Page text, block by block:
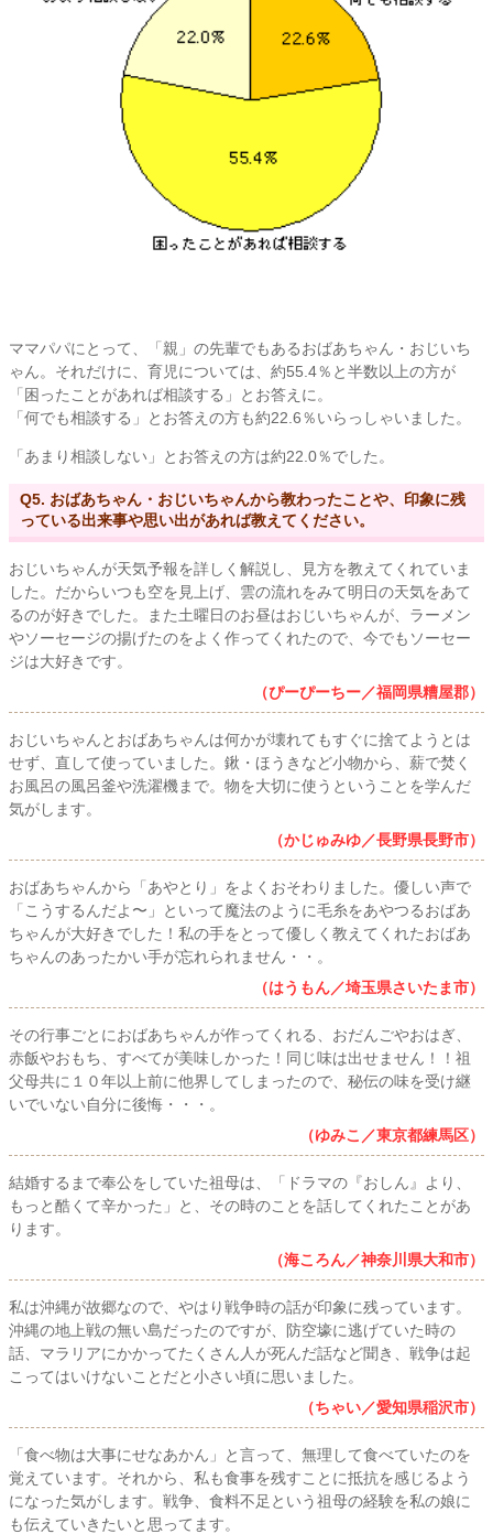
ママパパにとって、「親」の先輩でもあるおばあちゃん・おじいち
ゃん。それだけに、育児については、約55.4％と半数以上の方が
「困ったことがあれば相談する」とお答えに。
「何でも相談する」とお答えの方も約22.6％いらっしゃいました。
「あまり相談しない」とお答えの方は約22.0％でした。
Q5. おばあちゃん・おじいちゃんから教わったことや、印象に残
っている出来事や思い出があれば教えてください。
おじいちゃんが天気予報を詳しく解説し、見方を教えてくれていま
した。だからいつも空を見上げ、雲の流れをみて明日の天気をあて
るのが好きでした。また土曜日のお昼はおじいちゃんが、ラーメン
やソーセージの揚げたのをよく作ってくれたので、今でもソーセー
ジは大好きです。
（ぴーぴーちー／福岡県糟屋郡）
おじいちゃんとおばあちゃんは何かが壊れてもすぐに捨てようとは
せず、直して使っていました。鍬・ほうきなど小物から、薪で焚く
お風呂の風呂釜や洗濯機まで。物を大切に使うということを学んだ
気がします。
（かじゅみゆ／長野県長野市）
おばあちゃんから「あやとり」をよくおそわりました。優しい声で
「こうするんだよ〜」といって魔法のように毛糸をあやつるおばあ
ちゃんが大好きでした！私の手をとって優しく教えてくれたおばあ
ちゃんのあったかい手が忘れられません・・。
（はうもん／埼玉県さいたま市）
その行事ごとにおばあちゃんが作ってくれる、おだんごやおはぎ、
赤飯やおもち、すべてが美味しかった！同じ味は出せません！！祖
父母共に１０年以上前に他界してしまったので、秘伝の味を受け継
いでいない自分に後悔・・・。
（ゆみこ／東京都練馬区）
結婚するまで奉公をしていた祖母は、「ドラマの『おしん』より、
もっと酷くて辛かった」と、その時のことを話してくれたことがあ
ります。
（海ころん／神奈川県大和市）
私は沖縄が故郷なので、やはり戦争時の話が印象に残っています。
沖縄の地上戦の無い島だったのですが、防空壕に逃げていた時の
話、マラリアにかかってたくさん人が死んだ話など聞き、戦争は起
こってはいけないことだと小さい頃に思いました。
（ちゃい／愛知県稲沢市）
「食べ物は大事にせなあかん」と言って、無理して食べていたのを
覚えています。それから、私も食事を残すことに抵抗を感じるよう
になった気がします。戦争、食料不足という祖母の経験を私の娘に
も伝えていきたいと思ってます。